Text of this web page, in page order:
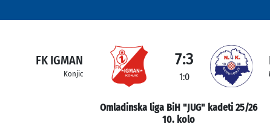
FK IGMAN
Konjic
7:3
1:0
Omladinska liga BiH "JUG" kadeti 25/26
10. kolo